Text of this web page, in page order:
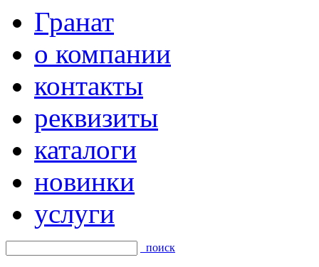
Гранат
о компании
контакты
реквизиты
каталоги
новинки
услуги
поиск